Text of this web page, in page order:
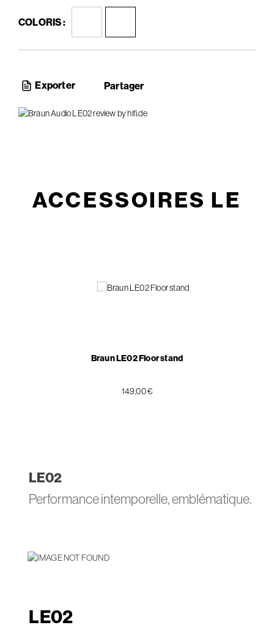
COLORIS :
Exporter Partager
ACCESSOIRES LE
Braun LE02 Floor stand
149,00 €
LE02
Performance intemporelle, emblématique.
LE02